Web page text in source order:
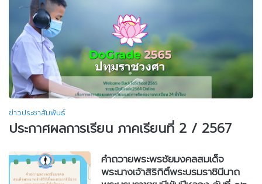
ข่าวประชาสัมพันธ์
ประกาศผลการเรียน ภาคเรียนที่ 2 / 2567
คำถวายพระพรชัยมงคลสมเด็จ
พระนางเจ้าสิริกิติ์พระบรมราชินีนาถ